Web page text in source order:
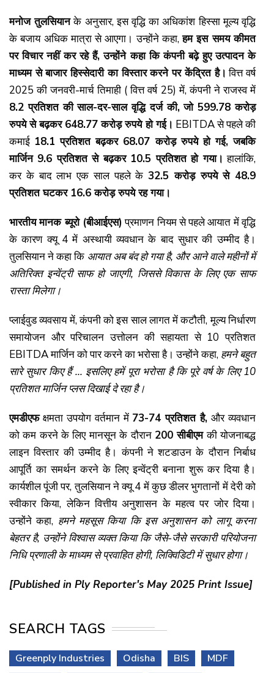
मनोज तुलसियानके अनुसार, इस वृद्धि का अधिकांश हिस्सा मूल्य वृद्धि
के बजाय अधिक मात्रा से आएगा। उन्होंने कहा,हम इस समय कीमत
पर विचार नहीं कर रहे हैं,उन्होंने कहा कि कंपनी बढ़े हुए उत्पादन के
माध्यम से बाजार हिस्सेदारी का विस्तार करने पर केंद्रित है। वित्त वर्ष
2025 की जनवरी-मार्च तिमाही ( वित्त वर्ष 25) में, कंपनी ने राजस्व में
8.2प्रतिशत की साल-दर-साल वृद्धि दर्ज की,जो 599.78करोड़
रुपये से बढ़कर 648.77करोड़ रुपये हो गई। EBITDA से पहले की
कमाई 18.1प्रतिशत बढ़कर 68.07करोड़ रुपये हो गई,जबकि
मार्जिन 9.6प्रतिशत से बढ़कर 10.5प्रतिशत हो गया। हालांकि,
कर के बाद लाभ एक साल पहले के 32.5करोड़ रुपये से 48.9
प्रतिशत घटकर 16.6करोड़ रुपये रह गया।
भारतीय मानक ब्यूरो (बीआईएस)प्रमाणन नियम से पहले आयात में वृद्धि
के कारण क्यू 4 में अस्थायी व्यवधान के बाद सुधार की उम्मीद है।
तुलसियान ने कहा कि आयात अब बंद हो गया है, और आने वाले महीनों में
अतिरिक्त इन्वेंट्री साफ हो जाएगी, जिससे विकास के लिए एक साफ
रास्ता मिलेगा।
प्लाईवुड व्यवसाय में, कंपनी को इस साल लागत में कटौती, मूल्य निर्धारण
समायोजन और परिचालन उत्तोलन की सहायता से 10 प्रतिशत
EBITDA मार्जिन को पार करने का भरोसा है। उन्होंने कहा, हमने बहुत
सारे सुधार किए हैं ... इसलिए हमें पूरा भरोसा है कि पूरे वर्ष के लिए 10
प्रतिशत मार्जिन प्लस दिखाई दे रहा है।
एमडीएफक्षमता उपयोग वर्तमान में 73-74प्रतिशत है, और व्यवधान
को कम करने के लिए मानसून के दौरान 200सीबीएमकी योजनाबद्ध
लाइन विस्तार की उम्मीद है। कंपनी ने शटडाउन के दौरान निर्बाध
आपूर्ति का समर्थन करने के लिए इन्वेंट्री बनाना शुरू कर दिया है।
कार्यशील पूंजी पर, तुलसियान ने क्यू 4 में कुछ डीलर भुगतानों में देरी को
स्वीकार किया, लेकिन वित्तीय अनुशासन के महत्व पर जोर दिया।
उन्होंने कहा, हमने महसूस किया कि इस अनुशासन को लागू करना
बेहतर है, उन्होंने विश्वास व्यक्त किया कि जैसे-जैसे सरकारी परियोजना
निधि प्रणाली के माध्यम से प्रवाहित होगी, लिक्विडिटी में सुधार होगा।
[Published in Ply Reporter's May 2025 Print Issue]
SEARCH TAGS
Greenply Industries Odisha BIS
MDF